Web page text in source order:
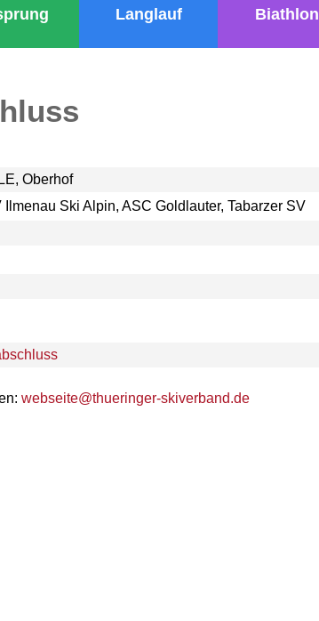
Langlauf Biathlon
Oberhof
Ski Alpin, ASC Goldlauter, Tabarzer SV
webseite@thueringer-skiverband.de